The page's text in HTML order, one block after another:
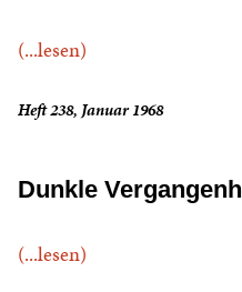
(...lesen)
Heft 238, Januar 1968
Dunkle
(...lesen)